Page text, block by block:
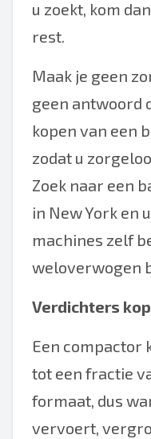
u zoekt, kom
rest.
Maak je geen
geen antwoord
kopen van een
zodat u
Zoek naar een
in New York en
machines zelf
weloverwogen
Verdichters
Een compactor
tot een fractie
formaat, dus
vervoert,